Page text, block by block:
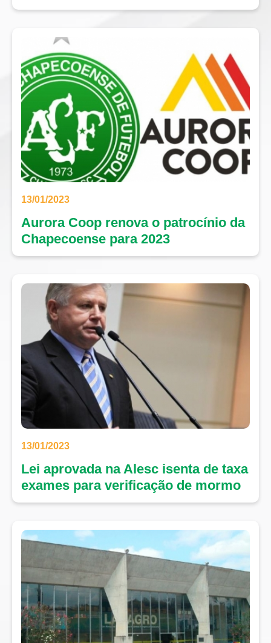
13/01/2023
Aurora Coop renova o patrocínio da
Chapecoense para 2023
13/01/2023
Lei aprovada na Alesc isenta de taxa
exames para verificação de mormo